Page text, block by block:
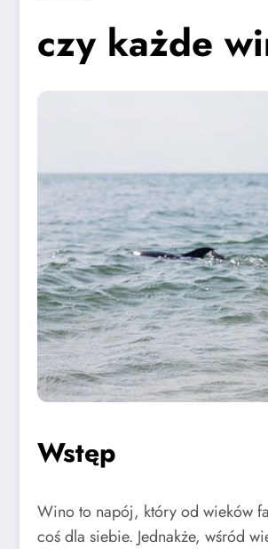
czy każde
Wstęp
Wino to napój, który od wieków
coś dla siebie. Jednakże, wśród